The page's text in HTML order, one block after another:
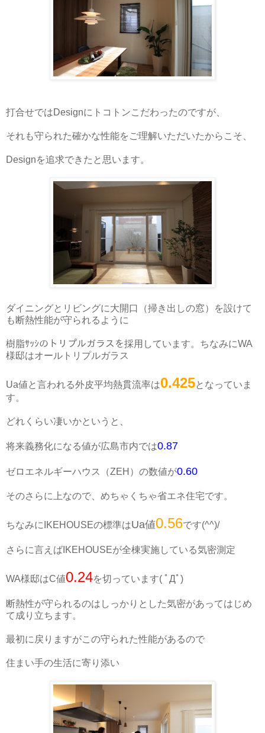
打合せではDesignにトコトンこだわったのですが、
それも守られた確かな性能をご理解いただいたからこそ、
Designを追求できたと思います。
ダイニングとリビングに大開口（掃き出しの窓）を設けて
も断熱性能が守られるように
樹脂ｻｯｼのトリプルガラスを採用しています。ちなみにWA
様邸はオールトリプルガラス
Ua値と言われる外皮平均熱貫流率は0.425となっていま
す。
どれくらい凄いかというと、
将来義務化になる値が広島市内では0.87
ゼロエネルギーハウス（ZEH）の数値が0.60
そのさらに上なので、めちゃくちゃ省エネ住宅です。
ちなみにIKEHOUSEの標準はUa値0.56です(^^)/
さらに言えばIKEHOUSEが全棟実施している気密測定
WA様邸はC値0.24を切っています( ﾟДﾟ)
断熱性が守られるのはしっかりとした気密があってはじめ
て成り立ちます。
最初に戻りますがこの守られた性能があるので
住まい手の生活に寄り添い